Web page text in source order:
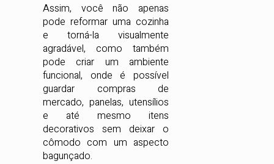
Assim, você não apenas
pode reformar uma cozinha
e torná-la visualmente
agradável, como também
pode criar um ambiente
funcional, onde é possível
guardar compras de
mercado, panelas, utensílios
e até mesmo itens
decorativos sem deixar o
cômodo com um aspecto
bagunçado.